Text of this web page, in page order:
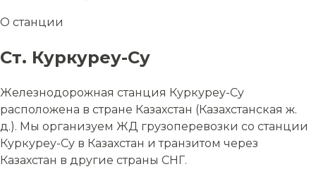
О станции
Ст. Куркуреу-Су
Железнодорожная станция Куркуреу-Су
расположена в стране Казахстан (Казахстанская ж.
д.). Мы организуем ЖД грузоперевозки со станции
Куркуреу-Су в Казахстан и транзитом через
Казахстан в другие страны СНГ.